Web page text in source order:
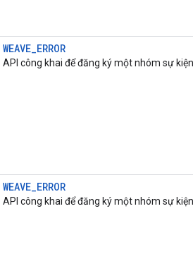
WEAVE_ERROR
API công khai để đăng ký một nhóm sự
WEAVE_ERROR
API công khai để đăng ký một nhóm sự